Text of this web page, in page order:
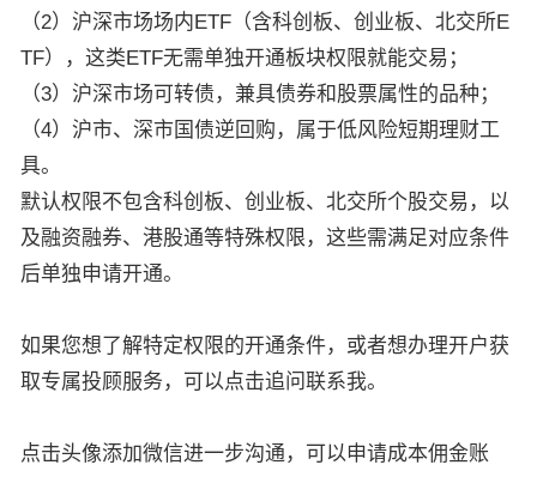
（2）沪深市场场内ETF（含科创板、创业板、北交所E
TF），这类ETF无需单独开通板块权限就能交易；
（3）沪深市场可转债，兼具债券和股票属性的品种；
（4）沪市、深市国债逆回购，属于低风险短期理财工
具。
默认权限不包含科创板、创业板、北交所个股交易，以
及融资融券、港股通等特殊权限，这些需满足对应条件
后单独申请开通。
如果您想了解特定权限的开通条件，或者想办理开户获
取专属投顾服务，可以点击追问联系我。
点击头像添加微信进一步沟通，可以申请成本佣金账